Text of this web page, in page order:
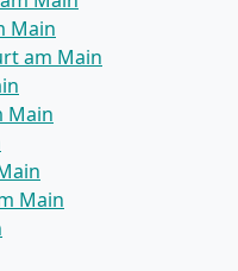
Main
am Main
Main
Main